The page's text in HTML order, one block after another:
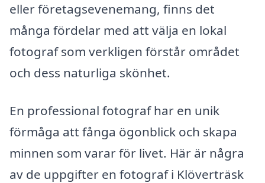
eller företagsevenemang, finns det
många fördelar med att välja en lokal
fotograf som verkligen förstår området
och dess naturliga skönhet.
En professional fotograf har en unik
förmåga att fånga ögonblick och skapa
minnen som varar för livet. Här är några
av de uppgifter en fotograf i Klöverträsk